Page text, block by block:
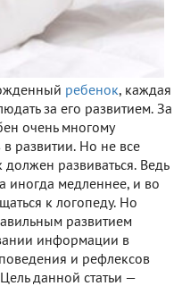
ребенок, каждая
за его развитием. За
очень многому
в развитии. Но не все
развиваться. Ведь
иногда медленнее, и во
к логопеду. Но
развитием
информации в
поведения и рефлексов
данной статьи —